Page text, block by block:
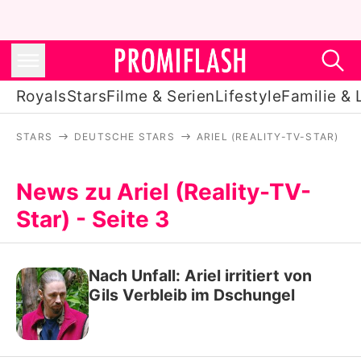
RoyalsStarsFilme & SerienLifestyleFamilie &
Stars
Filme & Serien
Familie & Liebe
STARS DEUTSCHE STARS ARIEL (REALITY-TV-STAR)
News zu Ariel (Reality-TV-
Star) - Seite 3
Nach Unfall: Ariel irritiert von
Gils Verbleib im Dschungel